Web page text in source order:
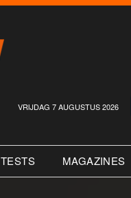
VRIJDAG 7 AUGUSTUS 2026
TESTS MAGAZINES